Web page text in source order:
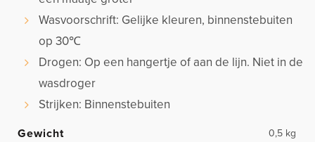
Wasvoorschrift: Gelijke kleuren, binnenstebuiten
op 30℃
Drogen: Op een hangertje of aan de lijn. Niet in de
wasdroger
Strijken: Binnenstebuiten
Gewicht 0,5 kg